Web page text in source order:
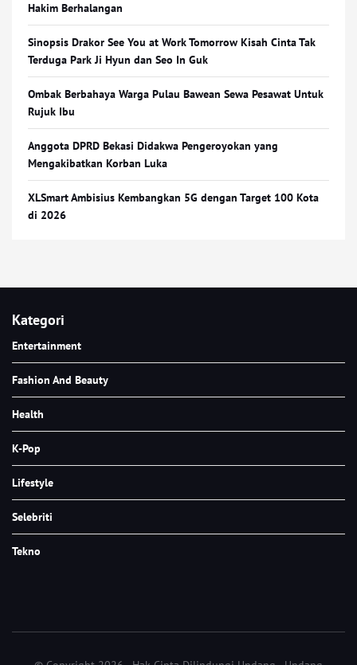
Hakim Berhalangan
Sinopsis Drakor See You at Work Tomorrow Kisah Cinta Tak
Terduga Park Ji Hyun dan Seo In Guk
Ombak Berbahaya Warga Pulau Bawean Sewa Pesawat Untuk
Rujuk Ibu
Anggota DPRD Bekasi Didakwa Pengeroyokan yang
Mengakibatkan Korban Luka
XLSmart Ambisius Kembangkan 5G dengan Target 100 Kota
di 2026
Kategori
Entertainment
Fashion And Beauty
Health
K-Pop
Lifestyle
Selebriti
Tekno